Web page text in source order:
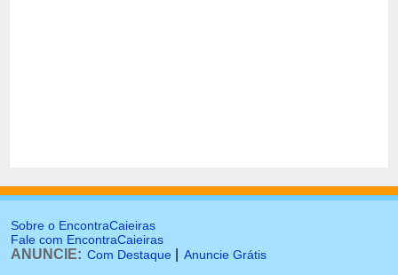
Sobre o EncontraCaieiras
Fale com EncontraCaieiras
ANUNCIE: Com Destaque Anuncie Grátis